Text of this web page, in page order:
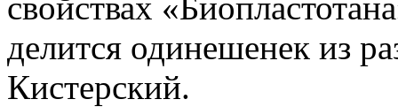
делится одинешенек из
Кистерский.